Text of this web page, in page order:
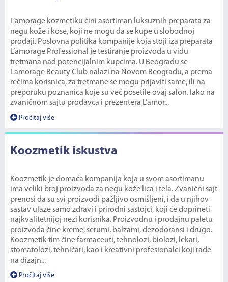
L’amorage kozmetiku čini asortiman luksuznih preparata za
negu kože i kose, koji ne mogu da se kupe u slobodnoj
prodaji. Poslovna politika kompanije koja stoji iza preparata
L’amorage Professional je testiranje proizvoda u vidu
tretmana nad potencijalnim kupcima. U Beogradu se
Lamorage Beauty Club nalazi na Novom Beogradu, a prema
rečima korisnica, za tretmane se mogu prijaviti same, ili na
preporuku poznanica koje su već posetile ovaj salon. Iako na
zvaničnom sajtu prodavca i prezentera L’amor...
Pročitaj više
Koozmetik iskustva
Koozmetik je domaća kompanija koja u svom asortimanu
ima veliki broj proizvoda za negu kože lica i tela. Zvanični sajt
prenosi da su svi proizvodi pažljivo osmišljeni, i da u njihov
sastav ulaze samo zdravi i prirodni sastojci, koji će doprineti
najkvalitetnijoj nezi korisnika. Proizvodnu i prodajnu paletu
proizvoda čine kreme, serumi, balzami, dezodoransi i drugo.
Koozmetik tim čine farmaceuti, tehnolozi, biolozi, lekari,
stomatolozi, tehničari, kao i kreativni profesionalci koji rade
na dizajn...
Pročitaj više